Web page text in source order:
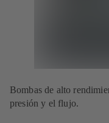
Bombas de alto
presión y el flujo.